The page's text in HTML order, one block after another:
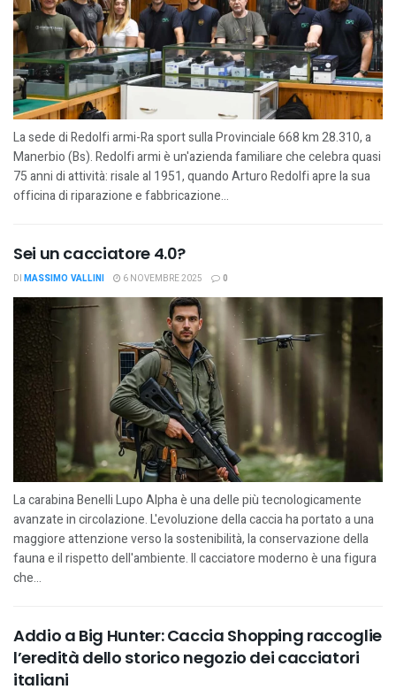
La sede di Redolfi armi-Ra sport sulla Provinciale 668 km 28.310, a
Manerbio (Bs). Redolfi armi è un'azienda familiare che celebra quasi
75 anni di attività: risale al 1951, quando Arturo Redolfi apre la sua
officina di riparazione e fabbricazione...
Sei un cacciatore 4.0?
DI MASSIMO VALLINI 6 NOVEMBRE 2025 0
La carabina Benelli Lupo Alpha è una delle più tecnologicamente
avanzate in circolazione. L'evoluzione della caccia ha portato a una
maggiore attenzione verso la sostenibilità, la conservazione della
fauna e il rispetto dell'ambiente. Il cacciatore moderno è una figura
che...
Addio a Big Hunter: Caccia Shopping raccoglie
l’eredità dello storico negozio dei cacciatori
italiani